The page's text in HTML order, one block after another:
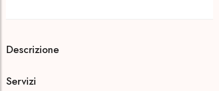
Descrizione
Servizi